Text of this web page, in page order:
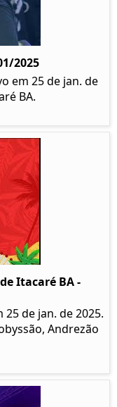
2025
em 25 de jan. de
BA.
Itacaré BA -
de jan. de 2025.
Andrezão